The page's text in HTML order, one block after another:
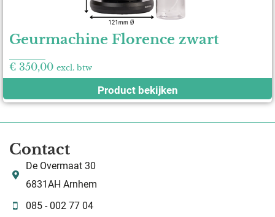
Geurmachine Florence zwart
€ 350,00 excl. btw
Product bekijken
Contact
De Overmaat 30
6831AH Arnhem
085 - 002 77 04